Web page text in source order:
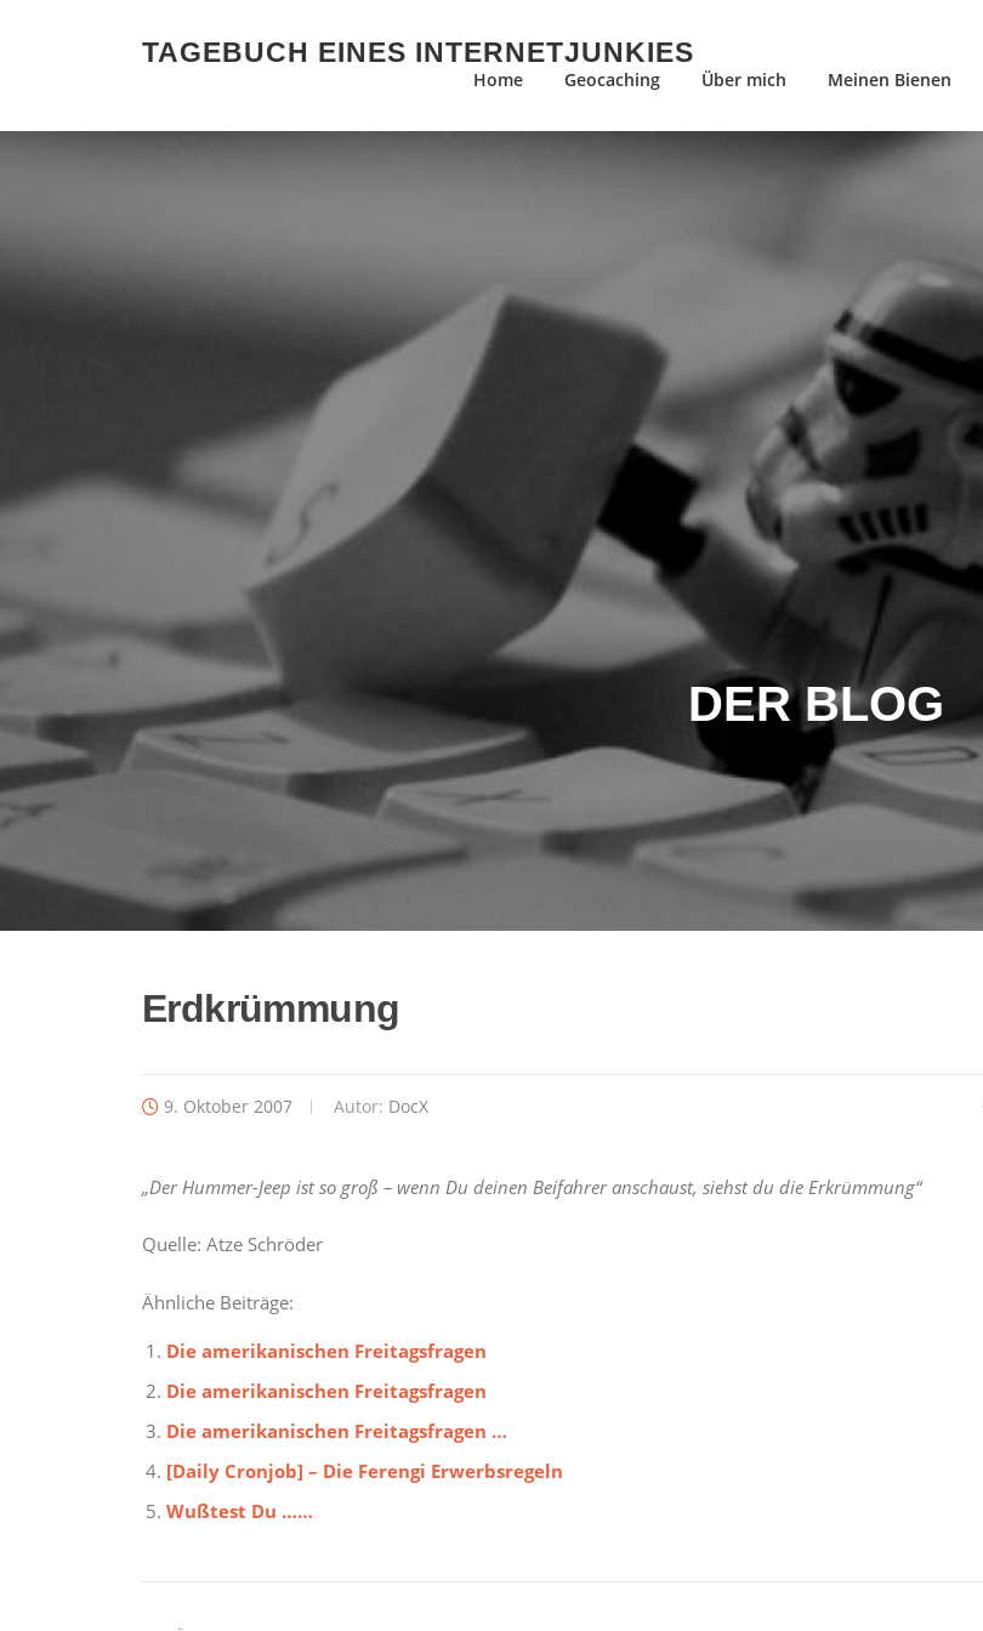
TAGEBUCH EINES INTERNETJUNKIES
Home Geocaching Über mich Meinen Bienen
DER BLOG
Erdkrümmung
9. Oktober 2007 Autor: DocX
„Der Hummer-Jeep ist so groß – wenn Du deinen Beifahrer anschaust, siehst du die Erkrümmung“
Quelle: Atze Schröder
Ähnliche Beiträge:
Die amerikanischen Freitagsfragen
Die amerikanischen Freitagsfragen
Die amerikanischen Freitagsfragen …
[Daily Cronjob] – Die Ferengi Erwerbsregeln
Wußtest Du ……